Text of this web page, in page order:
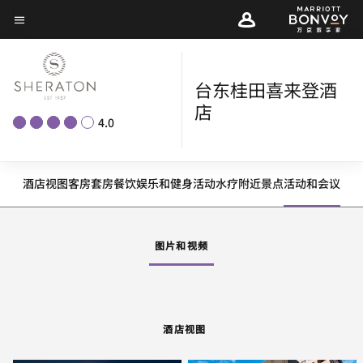
Skip
to
main
content
菜单文本
4.0
台东桂田喜来登酒
店
酒店视图客房套房餐饮娱乐和健身活动水疗附近景点活动和会议
图片和视频
酒店视图